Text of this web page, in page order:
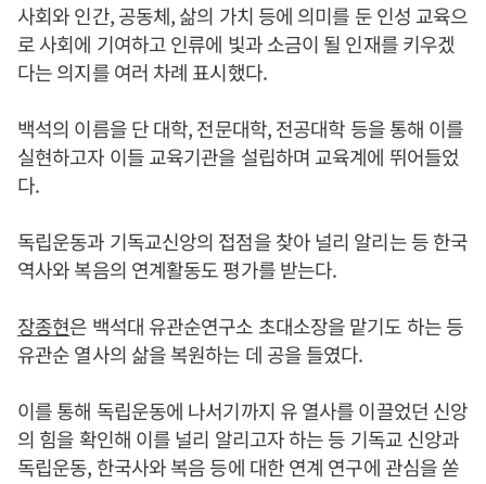
사회와 인간, 공동체, 삶의 가치 등에 의미를 둔 인성 교육으
로 사회에 기여하고 인류에 빛과 소금이 될 인재를 키우겠
다는 의지를 여러 차례 표시했다.
백석의 이름을 단 대학, 전문대학, 전공대학 등을 통해 이를
실현하고자 이들 교육기관을 설립하며 교육계에 뛰어들었
다.
독립운동과 기독교신앙의 접점을 찾아 널리 알리는 등 한국
역사와 복음의 연계활동도 평가를 받는다.
장종현은 백석대 유관순연구소 초대소장을 맡기도 하는 등
유관순 열사의 삶을 복원하는 데 공을 들였다.
이를 통해 독립운동에 나서기까지 유 열사를 이끌었던 신앙
의 힘을 확인해 이를 널리 알리고자 하는 등 기독교 신앙과
독립운동, 한국사와 복음 등에 대한 연계 연구에 관심을 쏟